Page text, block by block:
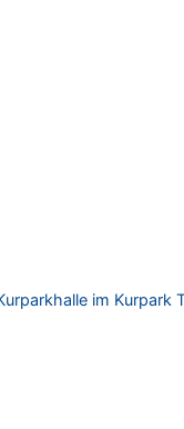
im Kurpark